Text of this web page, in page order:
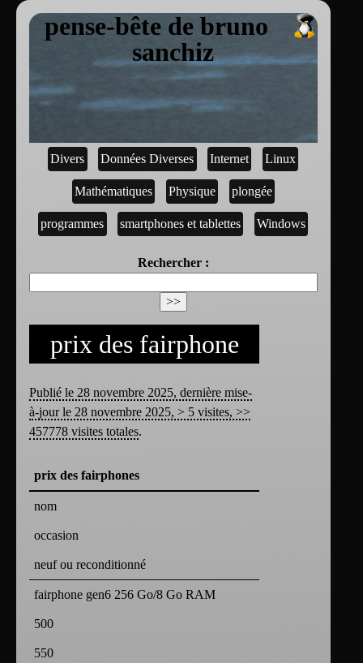
pense-bête de bruno
sanchiz
Divers Données Diverses Internet Linux
Mathématiques Physique plongée
programmes smartphones et tablettes Windows
Rechercher :
prix des fairphone
Publié le 28 novembre 2025, dernière mise-
à-jour le 28 novembre 2025, > 5 visites, >>
457778 visites totales.
prix des fairphones
nom
occasion
neuf ou reconditionné
fairphone gen6 256 Go/8 Go RAM
500
550